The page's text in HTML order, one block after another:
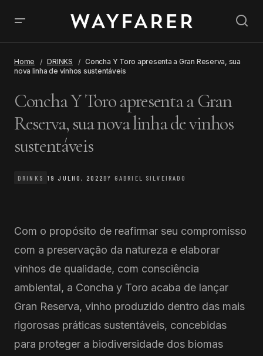
Home DRINKS
Concha Y Toro apresenta a Gran Reserva, sua
nova linha de vinhos sustentáveis
Concha Y Toro apresenta a Gran
Reserva, sua nova linha de vinhos
sustentáveis
DRINKS 19 JULHO, 2022BY GABRIEL SILVEIRADO
Com o propósito de reafirmar seu compromisso
com a preservação da natureza e elaborar
vinhos de qualidade, com consciência
ambiental, a Concha y Toro acaba de lançar
Gran Reserva, vinho produzido dentro das mais
rigorosas práticas sustentáveis, concebidas
para proteger a biodiversidade dos biomas